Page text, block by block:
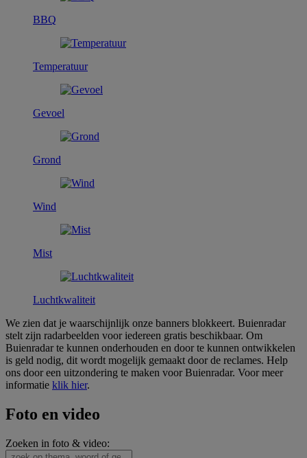
BBQ
Temperatuur
Gevoel
Grond
Wind
Mist
Luchtkwaliteit
We zien dat je waarschijnlijk onze banners blokkeert. Buienradar
stelt zijn radarbeelden voor iedereen gratis beschikbaar. Om
Buienradar te kunnen onderhouden en door te kunnen ontwikkelen
is geld nodig, dit wordt mogelijk gemaakt door de reclames. Help
ons door een uitzondering te maken voor Buienradar. Voor meer
informatie klik hier.
Foto en video
Zoeken in foto & video: